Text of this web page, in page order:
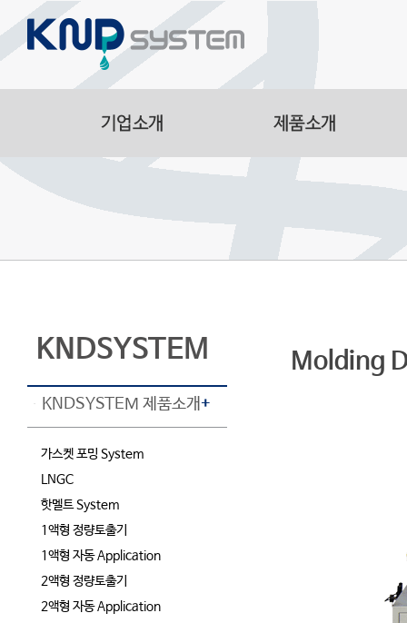
Manufacturing
Smart Logistics
KNDSYSTEM
KNDSYSTEM 제품소개+
가스켓 포밍 System
LNGC
핫멜트 System
1액형 정량토출기
1액형 자동 Application
2액형 정량토출기
2액형 자동 Application
Molding